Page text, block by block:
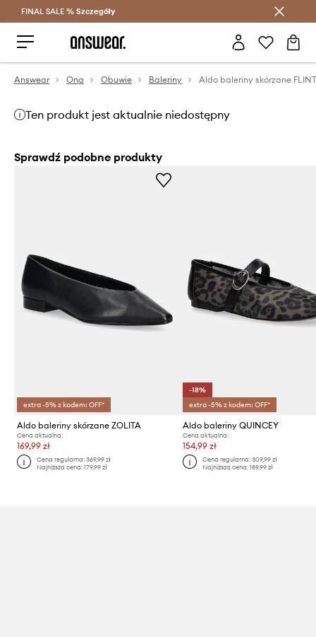
Oszczędzaj z Answear Club >
FINAL SALE % Szczegóły
Answear Ona Obuwie Baleriny
Ten produkt jest aktualnie niedostępny
Sprawdź podobne produkty
extra -5% z kodem: OFF*
Aldo baleriny skórzane ZOLITA
Cena aktualna:
169,99 zł
Cena regularna:369,99 zł
Najniższa cena:179,99 zł
-18%
extra -5% z kodem: OFF*
Aldo baleriny QUINCEY
Cena aktualna:
154,99 zł
Cena regularna: 309,99 zł
Najniższa cena: 189,99 zł